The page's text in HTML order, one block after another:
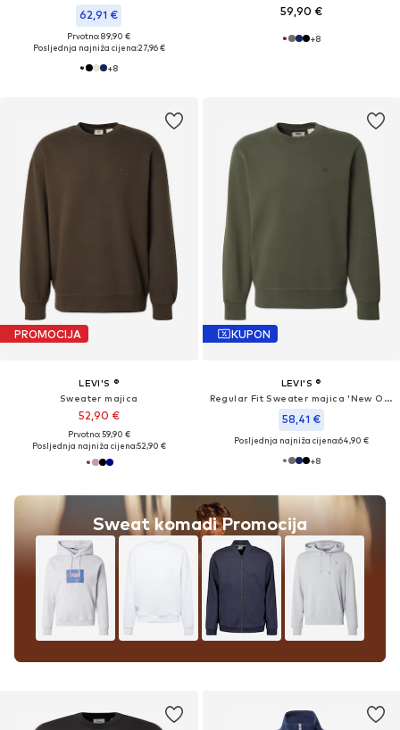
62,91 €
Prvotno: 89,90 €
Posljednja najniža cijena:27,96 €
+8
59,90 €
+8
PROMOCIJA
LEVI'S ®
Sweater majica
52,90 €
Prvotno: 59,90 €
Posljednja najniža cijena:52,90 €
Sweat komadi Promocija
KUPON
LEVI'S ®
Regular Fit Sweater majica 'New Original'
58,41 €
Posljednja najniža cijena:64,90 €
+8